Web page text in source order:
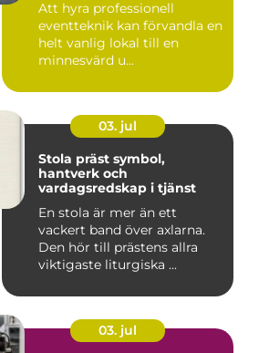
Att hyra professionell
eventteknik kan förvandla en
helt vanlig lokal till en
minnesvärd u...
03. jul
Stola präst symbol,
hantverk och
vardagsredskap i tjänst
En stola är mer än ett
vackert band över axlarna.
Den hör till prästens allra
viktigaste liturgiska ...
03. jul